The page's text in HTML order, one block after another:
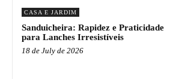
CASA E JARDIM
Sanduicheira: Rapidez e Praticidade
para Lanches Irresistíveis
18 de July de 2026